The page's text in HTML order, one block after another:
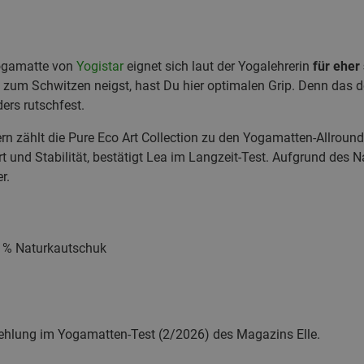
von Yogistareignet sich laut der Yogalehrerin für eher
Schwitzen neigst, hast Du hier optimalen Grip. Denn das
rutschfest.
zählt die Pure Eco Art Collection zu den Yogamatten-
und Stabilität, bestätigt Lea im Langzeit-Test. Aufgrund des
Naturkautschuk
im Yogamatten-Test (2/2026) des Magazins Elle.